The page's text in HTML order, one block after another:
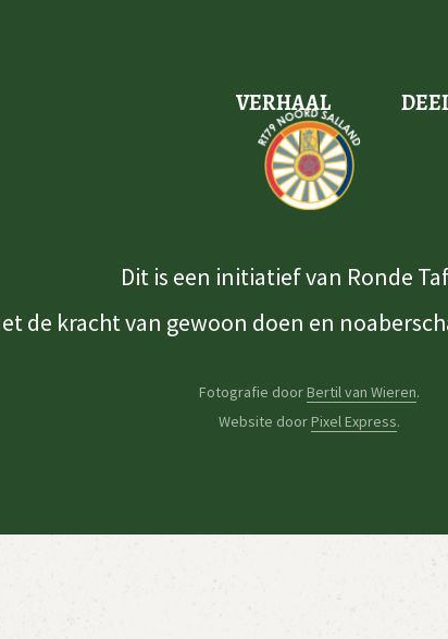
VERHAAL
Dit is een initiatief van Ronde
de kracht van gewoon doen en
Fotografie doorBertil van Wieren.
Website doorPixel Express.